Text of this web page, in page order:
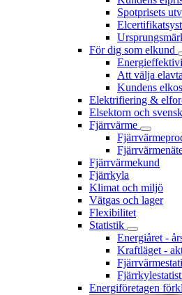
Spotprisets
För dig som elkund
Att välja
Kundens
Elektrifiering &
Elsektorn och
Fjärrvärme
Fjärrvärmekund
Fjärrkyla
Klimat och miljö
Vätgas och lager
Flexibilitet
Statistik
Energiåret -
Kraftläget -
Energiföretagen